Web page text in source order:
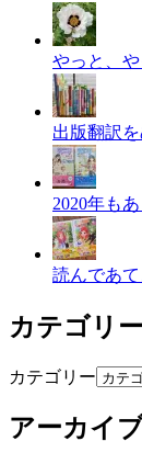
やっと、や
出版翻訳
2020年も
読んであ
カテゴリー
カテゴリー
アーカイブ